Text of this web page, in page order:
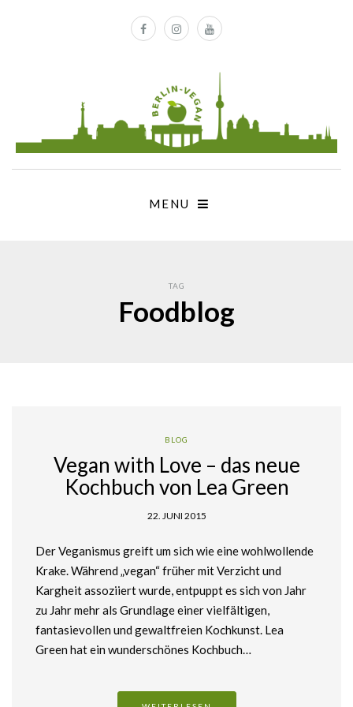
MENU
TAG
Foodblog
BLOG
Vegan with Love – das neue
Kochbuch von Lea Green
22. JUNI 2015
Der Veganismus greift um sich wie eine wohlwollende
Krake. Während „vegan“ früher mit Verzicht und
Kargheit assoziiert wurde, entpuppt es sich von Jahr
zu Jahr mehr als Grundlage einer vielfältigen,
fantasievollen und gewaltfreien Kochkunst. Lea
Green hat ein wunderschönes Kochbuch…